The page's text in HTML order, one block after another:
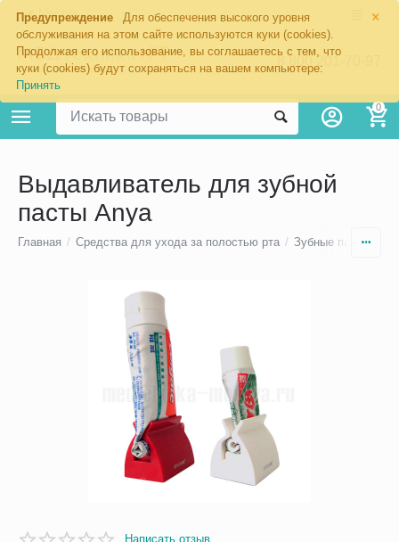
×
Предупреждение
Для обеспечения высокого уровня
обслуживания на этом сайте используются куки (cookies).
Продолжая его использование, вы соглашаетесь с тем, что
куки (cookies) будут сохраняться на вашем компьютере:
Принять
Москва
8 800 201-70-97
0
Выдавливатель для зубной
пасты Anya
Главная / Средства для ухода за полостью рта / Зубные пасты для
Написать отзыв